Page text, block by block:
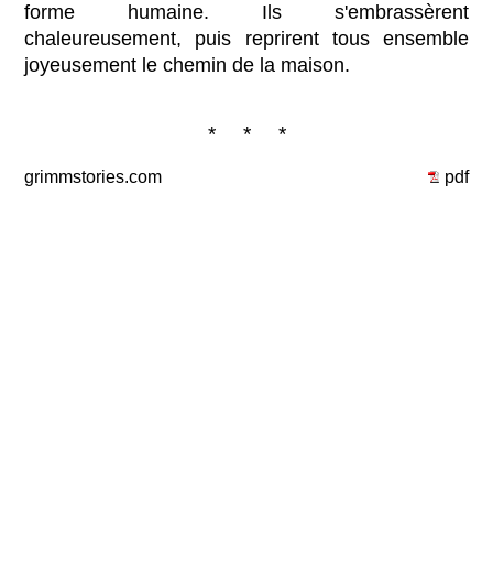
forme humaine. Ils s'embrassèrent
chaleureusement, puis reprirent tous ensemble
joyeusement le chemin de la maison.
* * *
grimmstories.com pdf